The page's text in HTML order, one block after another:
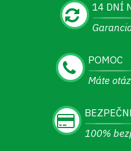
14 DNÍ
POMOC
Máte
100%